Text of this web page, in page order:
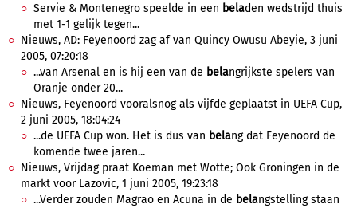
Servie & Montenegro speelde in een beladen wedstrijd thuis
met 1-1 gelijk tegen...
Nieuws, AD: Feyenoord zag af van Quincy Owusu Abeyie, 3 juni
2005, 07:20:18
...van Arsenal en is hij een van de belangrijkste spelers van
Oranje onder 20...
Nieuws, Feyenoord vooralsnog als vijfde geplaatst in UEFA Cup,
2 juni 2005, 18:04:24
...de UEFA Cup won. Het is dus van belang dat Feyenoord de
komende twee jaren...
Nieuws, Vrijdag praat Koeman met Wotte; Ook Groningen in de
markt voor Lazovic, 1 juni 2005, 19:23:18
...Verder zouden Magrao en Acuna in de belangstelling staan